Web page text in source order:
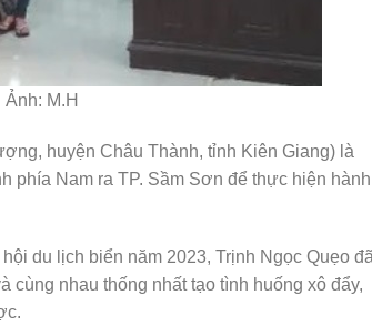
M.H
huyện Châu Thành, tỉnh Kiên Giang) là
Nam ra TP. Sầm Sơn để thực hiện
du lịch biển năm 2023, Trịnh Ngọc Quẹo đã
cùng nhau thống nhất tạo tình huống xô đẩy,